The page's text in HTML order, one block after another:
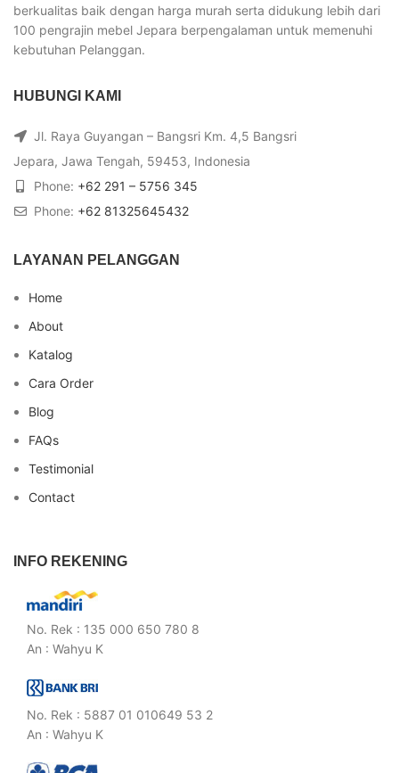
berkualitas baik dengan harga murah serta didukung lebih dari
100 pengrajin mebel Jepara berpengalaman untuk memenuhi
kebutuhan Pelanggan.
HUBUNGI KAMI
Jl. Raya Guyangan – Bangsri Km. 4,5 Bangsri
Jepara, Jawa Tengah, 59453, Indonesia
Phone: +62 291 – 5756 345
Phone: +62 81325645432
LAYANAN PELANGGAN
Home
About
Katalog
Cara Order
Blog
FAQs
Testimonial
Contact
INFO REKENING
No. Rek : 135 000 650 780 8
An : Wahyu K
No. Rek : 5887 01 010649 53 2
An : Wahyu K